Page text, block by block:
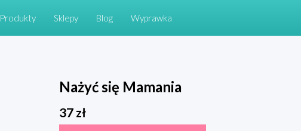
Produkty Sklepy Blog Wyprawka
Nażyć się Mamania
37zł